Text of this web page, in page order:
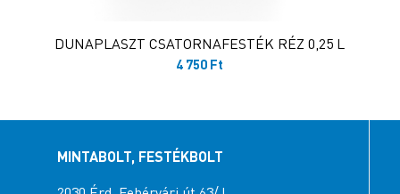
DUNAPLASZT CSATORNAFESTÉK RÉZ 0,25 L
4 750 Ft
MINTABOLT, FESTÉKBOLT